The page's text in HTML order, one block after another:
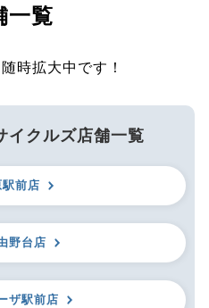
一覧
時拡大中です！
イクルズ店舗一覧
前店
野台店
ザ駅前店